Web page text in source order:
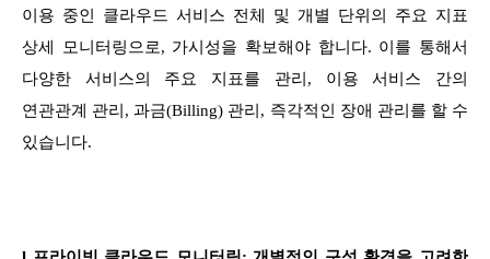
이용 중인 클라우드 서비스 전체 및 개별 단위의 주요 지표
상세 모니터링으로, 가시성을 확보해야 합니다. 이를 통해서
다양한 서비스의 주요 지표를 관리, 이용 서비스 간의
연관관계 관리, 과금(Billing) 관리, 즉각적인 장애 관리를 할 수
있습니다.